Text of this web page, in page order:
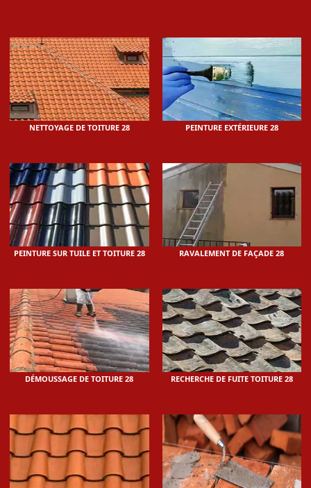
NETTOYAGE DE TOITURE 28 PEINTURE EXTÉRIEURE 28
PEINTURE SUR TUILE ET TOITURE 28 RAVALEMENT DE FAÇADE 28
DÉMOUSSAGE DE TOITURE 28 RECHERCHE DE FUITE TOITURE 28